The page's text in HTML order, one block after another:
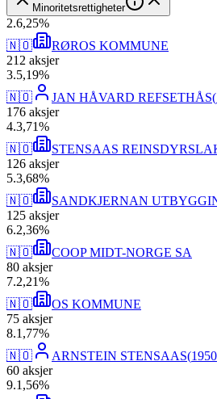
Minoritetsrettigheter
2.6,25%
🇳🇴
RØROS KOMMUNE
212 aksjer
3.5,19%
🇳🇴
JAN HÅVARD REFSETHÅS(
176 aksjer
4.3,71%
🇳🇴
STENSAAS
126 aksjer
5.3,68%
🇳🇴
SANDKJERNAN
125 aksjer
6.2,36%
🇳🇴
COOP MIDT-NORGE SA
80 aksjer
7.2,21%
🇳🇴
OS KOMMUNE
75 aksjer
8.1,77%
🇳🇴
ARNSTEIN STENSAAS(1950
60 aksjer
9.1,56%